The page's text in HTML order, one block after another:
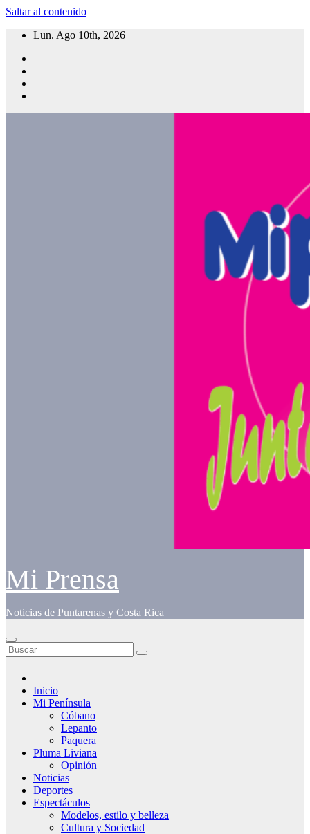
Saltar al contenido
Lun. Ago 10th, 2026
Mi Prensa
Noticias de Puntarenas y Costa Rica
Inicio
Mi Península
Cóbano
Lepanto
Paquera
Pluma Liviana
Opinión
Noticias
Deportes
Espectáculos
Modelos, estilo y belleza
Cultura y Sociedad